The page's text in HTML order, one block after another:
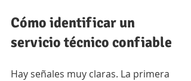
Cómo identificar un
servicio técnico confiable
Hay señales muy claras. La primera